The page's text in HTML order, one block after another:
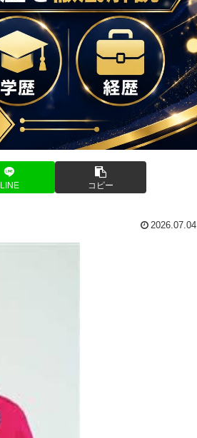
LINE コピー
2026.07.04